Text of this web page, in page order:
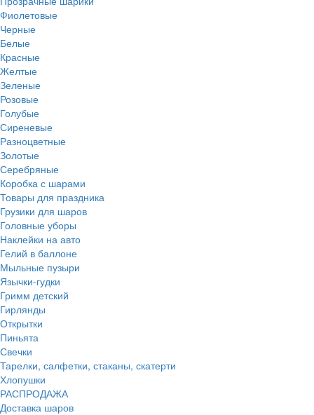
Фиолетовые
Черные
Белые
Красные
Желтые
Зеленые
Розовые
Голубые
Сиреневые
Разноцветные
Золотые
Серебряные
Коробка с шарами
Товары для праздника
Грузики для шаров
Головные уборы
Наклейки на авто
Гелий в баллоне
Мыльные пузыри
Язычки-гудки
Гримм детский
Гирлянды
Открытки
Пиньята
Свечки
Тарелки, салфетки, стаканы, скатерти
Хлопушки
РАСПРОДАЖА
Доставка шаров